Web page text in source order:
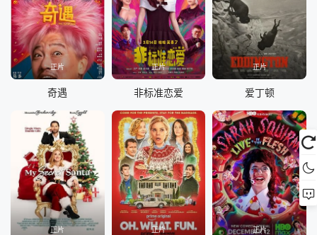
正片
奇遇
正片
非标准恋爱
正片
爱丁顿
正片 正片 正片